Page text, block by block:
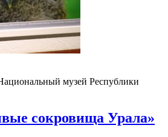
музей Республики
сокровища Урала»